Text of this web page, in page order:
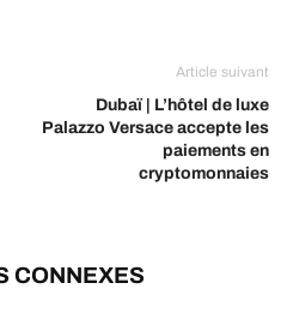
Article suivant
Dubaï | L’hôtel de luxe
Palazzo Versace accepte les
paiements en
cryptomonnaies
CONNEXES